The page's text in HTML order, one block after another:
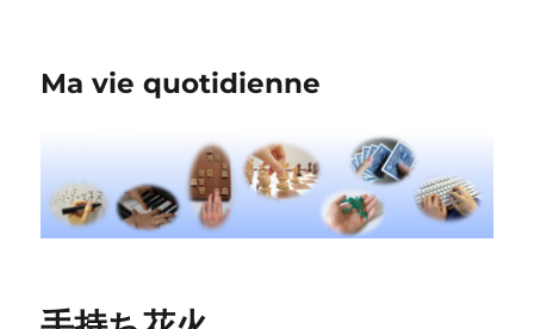
Ma vie quotidienne